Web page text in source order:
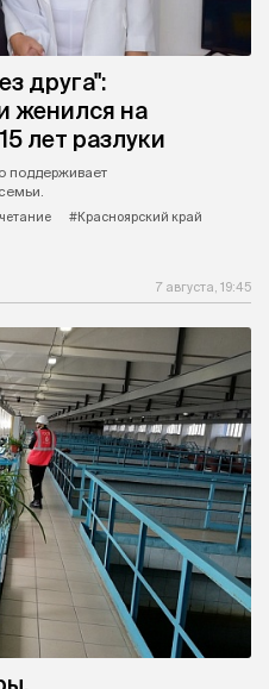
друга":
женился на
лет разлуки
поддерживает
#Красноярский край
7 августа, 19:45